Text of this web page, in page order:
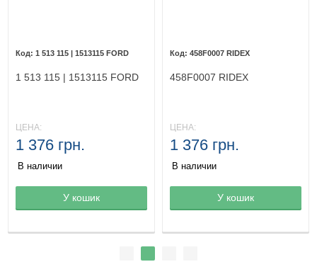
Товар в корзине
1 513 115 | 1513115 FORD
1 513 115 | 1513115 FORD
ЦЕНА:
1 376 грн.
В наличии
У кошик Товар в корзине
458F0007 RIDEX
458F0007 RIDEX
ЦЕНА:
1 376 грн.
В наличии
У кошик